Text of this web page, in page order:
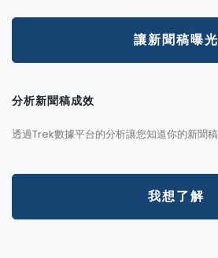
讓新聞稿曝光
分析新聞稿成效
透過Trek數據平台的分析讓您知道你的新聞
我想了解